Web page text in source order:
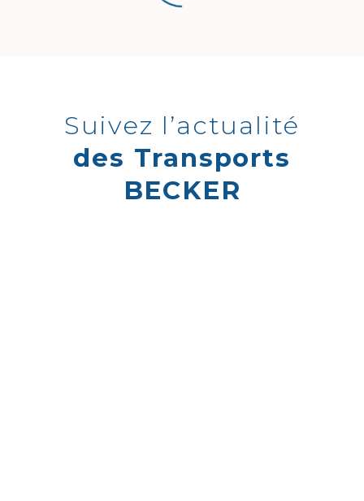
Suivez l’actualité
des Transports
BECKER